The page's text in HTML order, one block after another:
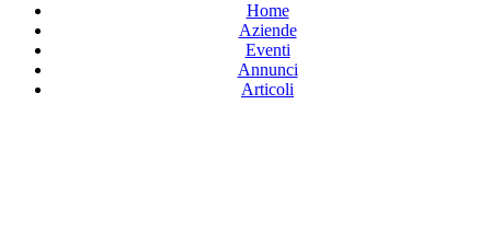
Home
Aziende
Eventi
Annunci
Articoli